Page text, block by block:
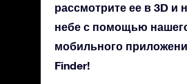
рассмотрите ее в 3D и
небе с помощью
мобильного
Finder!